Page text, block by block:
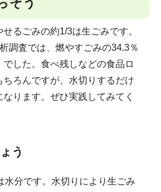
るごみの約1/3は生ごみです。
調査では、燃やすごみの34.3％
した。食べ残しなどの食品ロ
ちろんですが、水切りするだけ
ります。ぜひ実践してみてく
う
分です。水切りにより生ごみ